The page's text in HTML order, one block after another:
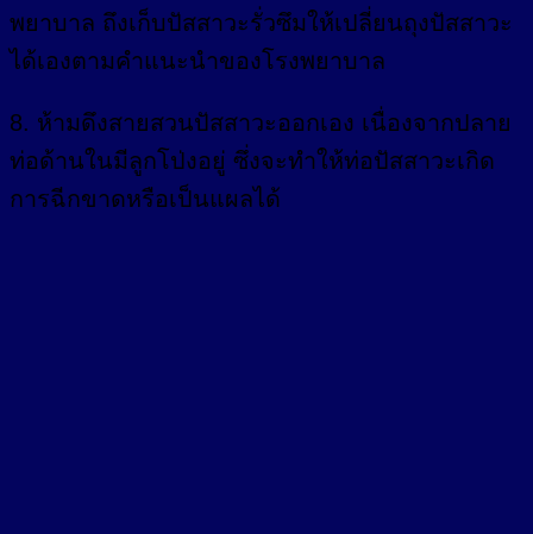
พยาบาล ถึงเก็บปัสสาวะรั่วซึมให้เปลี่ยนถุงปัสสาวะ
ได้เองตามคำแนะนำของโรงพยาบาล
8. ห้ามดึงสายสวนปัสสาวะออกเอง เนื่องจากปลาย
ท่อด้านในมีลูกโป่งอยู่ ซึ่งจะทำให้ท่อปัสสาวะเกิด
การฉีกขาดหรือเป็นแผลได้